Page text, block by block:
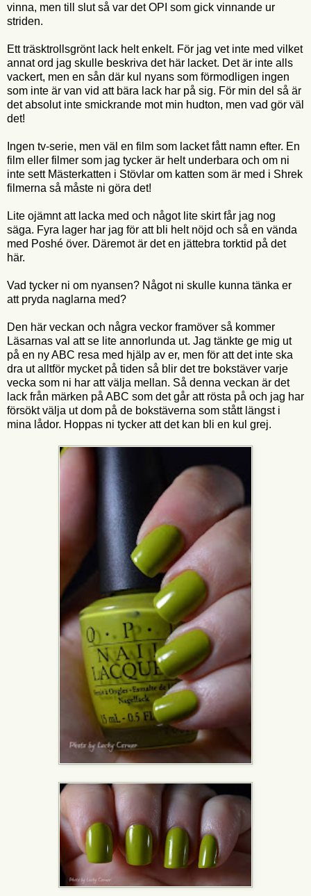
vinna, men till slut så var det OPI som gick vinnande ur
striden.
Ett träsktrollsgrönt lack helt enkelt. För jag vet inte med vilket
annat ord jag skulle beskriva det här lacket. Det är inte alls
vackert, men en sån där kul nyans som förmodligen ingen
som inte är van vid att bära lack har på sig. För min del så är
det absolut inte smickrande mot min hudton, men vad gör väl
det!
Ingen tv-serie, men väl en film som lacket fått namn efter. En
film eller filmer som jag tycker är helt underbara och om ni
inte sett Mästerkatten i Stövlar om katten som är med i Shrek
filmerna så måste ni göra det!
Lite ojämnt att lacka med och något lite skirt får jag nog
säga. Fyra lager har jag för att bli helt nöjd och så en vända
med Poshé över. Däremot är det en jättebra torktid på det
här.
Vad tycker ni om nyansen? Något ni skulle kunna tänka er
att pryda naglarna med?
Den här veckan och några veckor framöver så kommer
Läsarnas val att se lite annorlunda ut. Jag tänkte ge mig ut
på en ny ABC resa med hjälp av er, men för att det inte ska
dra ut alltför mycket på tiden så blir det tre bokstäver varje
vecka som ni har att välja mellan. Så denna veckan är det
lack från märken på ABC som det går att rösta på och jag har
försökt välja ut dom på de bokstäverna som stått längst i
mina lådor. Hoppas ni tycker att det kan bli en kul grej.